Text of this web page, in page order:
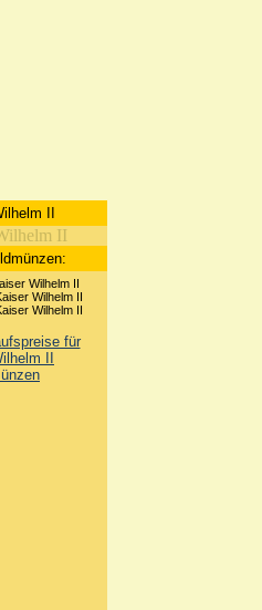
II
Wilhelm II
Wilhelm II
Wilhelm II
für
II